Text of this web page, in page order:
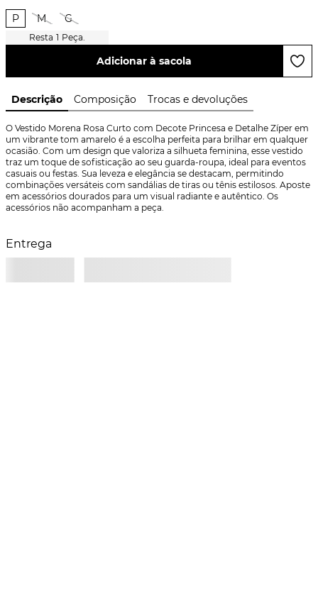
P M G
1 Peça.
Adicionar à sacola
Descrição Composição Trocas e devoluções
O Vestido Morena Rosa Curto com Decote Princesa e Detalhe Zíper em
um vibrante tom amarelo é a escolha perfeita para brilhar em qualquer
ocasião. Com um design que valoriza a silhueta feminina, esse vestido
traz um toque de sofisticação ao seu guarda-roupa, ideal para eventos
casuais ou festas. Sua leveza e elegância se destacam, permitindo
combinações versáteis com sandálias de tiras ou tênis estilosos. Aposte
em acessórios dourados para um visual radiante e autêntico. Os
acessórios não acompanham a peça.
Entrega